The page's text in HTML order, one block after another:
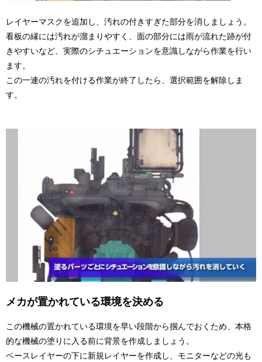
レイヤーマスクを追加し、汚れの付きすぎた部分を消しましょう。
看板の縁には汚れが溜まりやすく、面の部分には雨が流れた跡が付
きやすいなど、実際のシチュエーションを意識しながら作業を行い
ます。
この一連の汚れを付ける作業が終了したら、選択範囲を解除しま
す。
メカが置かれている環境を決める
この機械の置かれている環境を早い段階から掴んでおくため、本格
的な機械の塗りに入る前に背景を作成しましょう。
ベースレイヤーの下に新規レイヤーを作成し、モニターなどの光も